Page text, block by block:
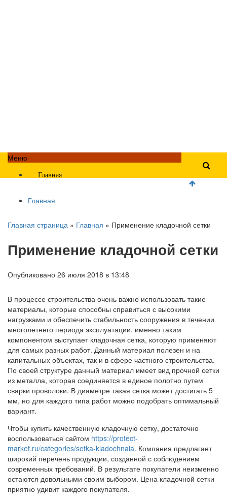
Меню
Главная
Главная
Главная страница » Главная » Применение кладочной сетки
Применение кладочной сетки
Опубликовано 26 июля 2018 в 13:48
В процессе строительства очень важно использовать такие
материалы, которые способны справиться с высокими
нагрузками и обеспечить стабильность сооружения в течении
многолетнего периода эксплуатации. именно таким
компонентом выступает кладочная сетка, которую применяют
для самых разных работ. Данный материал полезен и на
капитальных объектах, так и в сфере частного строительства.
По своей структуре данный материал имеет вид прочной сетки
из металла, которая соединяется в единое полотно путем
сварки проволоки. В диаметре такая сетка может достигать 5
мм, но для каждого типа работ можно подобрать оптимальный
вариант.
Чтобы купить качественную кладочную сетку, достаточно
воспользоваться сайтом https://protect-
market.ru/categories/setka-kladochnaia. Компания предлагает
широкий перечень продукции, созданной с соблюдением
современных требований. В результате покупатели неизменно
остаются довольными своим выбором. Цена кладочной сетки
приятно удивит каждого покупателя.